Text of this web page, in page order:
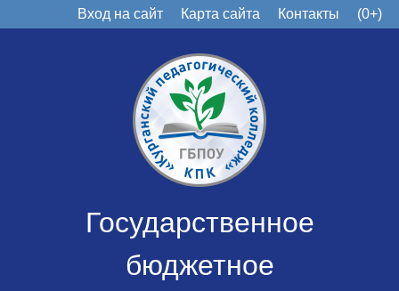
Вход на сайт Карта сайта Контакты (0+)
Государственное
бюджетное